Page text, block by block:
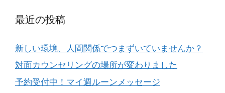
最近の投稿
新しい環境、人間関係でつまずいていませんか？
対面カウンセリングの場所が変わりました
予約受付中！マイ週ルーンメッセージ